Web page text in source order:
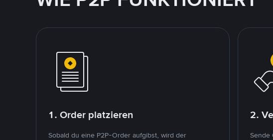
1. Order platzieren
Sobald du eine P2P-Order aufgibst, wird der
2.
Sende